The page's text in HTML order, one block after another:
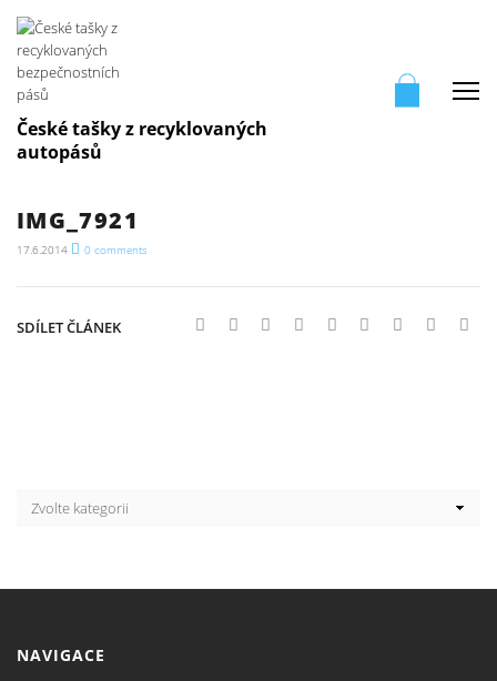
České tašky z recyklovaných
autopásů
IMG_7921
17.6.2014 0 comments
SDÍLET ČLÁNEK
NAVIGACE